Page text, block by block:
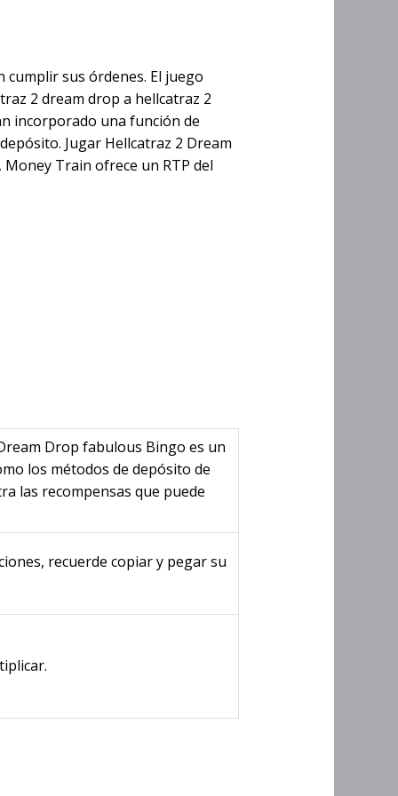
sus órdenes. El juego
2 dream drop a hellcatraz 2
incorporado una función de
Jugar Hellcatraz 2 Dream
Train ofrece un RTP del
Drop fabulous Bingo es un
los métodos de depósito de
las recompensas que puede
recuerde copiar y pegar su